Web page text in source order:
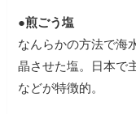
●煎ごう塩
なんらかの方法で海
晶させた塩。日本で
などが特徴的。